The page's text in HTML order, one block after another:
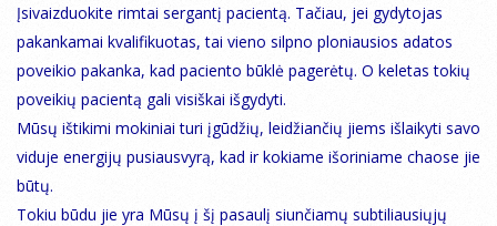
Įsivaizduokite rimtai sergantį pacientą. Tačiau, jei gydytojas
pakankamai kvalifikuotas, tai vieno silpno ploniausios adatos
poveikio pakanka, kad paciento būklė pagerėtų. O keletas tokių
poveikių pacientą gali visiškai išgydyti.
Mūsų ištikimi mokiniai turi įgūdžių, leidžiančių jiems išlaikyti savo
viduje energijų pusiausvyrą, kad ir kokiame išoriniame chaose jie
būtų.
Tokiu būdu jie yra Mūsų į šį pasaulį siunčiamų subtiliausiųjų